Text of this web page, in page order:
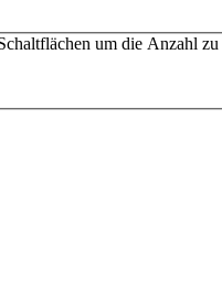
um die Anzahl